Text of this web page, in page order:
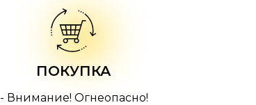
ПОКУПКА
- Внимание! Огнеопасно!